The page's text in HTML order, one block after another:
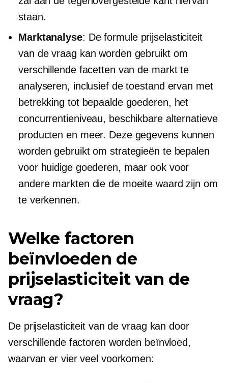
staan.
Marktanalyse: De formule prijselasticiteit
van de vraag kan worden gebruikt om
verschillende facetten van de markt te
analyseren, inclusief de toestand ervan met
betrekking tot bepaalde goederen, het
concurrentieniveau, beschikbare alternatieve
producten en meer. Deze gegevens kunnen
worden gebruikt om strategieën te bepalen
voor huidige goederen, maar ook voor
andere markten die de moeite waard zijn om
te verkennen.
Welke factoren
beïnvloeden de
prijselasticiteit van de
vraag?
De prijselasticiteit van de vraag kan door
verschillende factoren worden beïnvloed,
waarvan er vier veel voorkomen: